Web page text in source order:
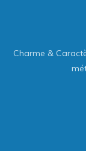
Charme &